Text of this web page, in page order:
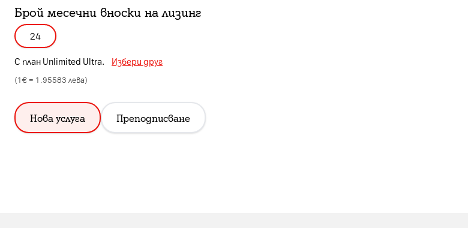
Брой месечни вноски на лизинг
24
С план Unlimited Ultra. Избери друг
(1€ = 1.95583 лева)
Нова услуга Преподписване